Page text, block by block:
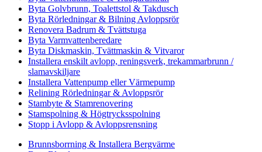
Byta Golvbrunn, Toalettstol & Takdusch
Byta Rörledningar & Bilning Avloppsrör
Renovera Badrum & Tvättstuga
Byta Varmvattenberedare
Byta Diskmaskin, Tvättmaskin & Vitvaror
Installera enskilt avlopp, reningsverk, trekammarbrunn /
slamavskiljare
Installera Vattenpump eller Värmepump
Relining Rörledningar & Avloppsrör
Stambyte & Stamrenovering
Stamspolning & Högtrycksspolning
Stopp i Avlopp & Avloppsrensning
Brunnsborrning & Installera Bergvärme